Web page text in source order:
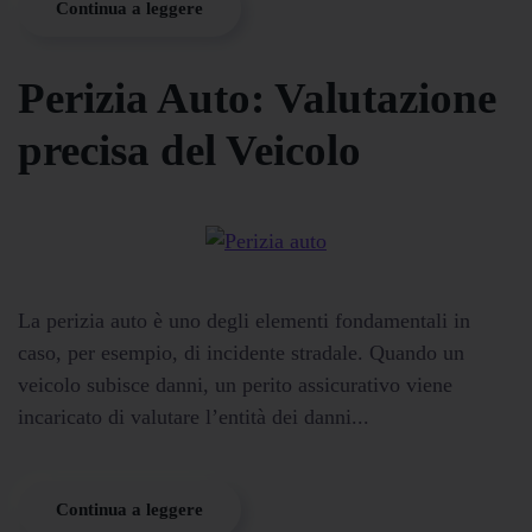
Continua a leggere
Perizia Auto: Valutazione
precisa del Veicolo
La perizia auto è uno degli elementi fondamentali in
caso, per esempio, di incidente stradale. Quando un
veicolo subisce danni, un perito assicurativo viene
incaricato di valutare l’entità dei danni...
Continua a leggere